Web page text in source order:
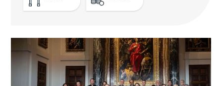
Cantabria se presenta como
destino turístico ante
turoperadores y agentes de viaje